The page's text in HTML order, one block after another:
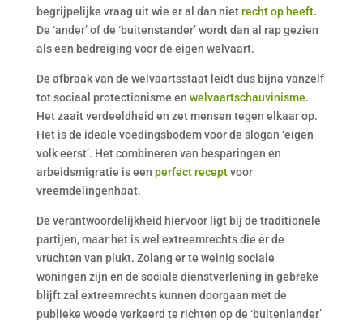
begrijpelijke vraag uit wie er al dan nietrecht op heeft.
De ‘ander’ of de ‘buitenstander’ wordt dan al rap gezien
als een bedreiging voor de eigen welvaart.
De afbraak van de welvaartsstaat leidt dus bijna vanzelf
tot sociaal protectionisme en welvaartschauvinisme.
Het zaait verdeeldheid en zet mensen tegen elkaar op.
Het is de ideale voedingsbodem voor de slogan ‘eigen
volk eerst’. Het combineren van besparingen en
arbeidsmigratie is een perfect receptvoor
vreemdelingenhaat.
De verantwoordelijkheid hiervoor ligt bij de traditionele
partijen, maar het is wel extreemrechts die er de
vruchten van plukt. Zolang er te weinig sociale
woningen zijn en de sociale dienstverlening in gebreke
blijft zal extreemrechts kunnen doorgaan met de
publieke woede verkeerd te richten op de ‘buitenlander’